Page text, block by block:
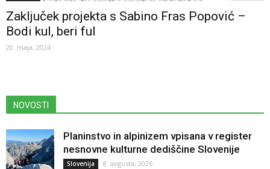
Zaključek projekta s Sabino Fras Popović –
Bodi kul, beri ful
20. maja, 2024
NOVOSTI
Planinstvo in alpinizem vpisana v register
nesnovne kulturne dediščine Slovenije
Slovenija 8. avgusta, 2026